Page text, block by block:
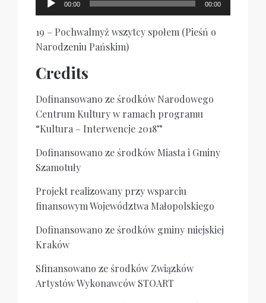
plików
dźwiękowych
00:00 00:00
19 – Pochwalmyż wszytcy społem (Pieśń o
Narodzeniu Pańskim)
Credits
Dofinansowano ze środków Narodowego
Centrum Kultury w ramach programu
“Kultura – Interwencje 2018”
Dofinansowano ze środków Miasta i Gminy
Szamotuły
Projekt realizowany przy wsparciu
finansowym Województwa Małopolskiego
Dofinansowano ze środków gminy miejskiej
Kraków
Sfinansowano ze środków Związków
Artystów Wykonawców STOART